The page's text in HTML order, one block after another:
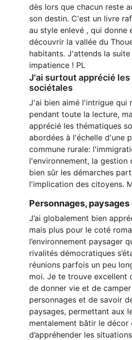
dès lors que chacun reste
son destin. C'est un livre
au style enlevé , qui donne
découvrir la vallée du
habitants. J'attends la suite
impatience ! PL
J'ai surtout apprécié
sociétales
J'ai bien aimé l'intrigue qui
pendant toute la lecture,
apprécié les thématiques
abordées à l'échelle d'une
commune rurale:
l'environnement, la gestion
bien sûr les démarches
l'implication des citoyens.
Personnages,
J’ai globalement bien
mais plus pour le coté
l’environnement paysager
rivalités démocratiques
réunions parfois un peu
moi. Je te trouve excellent
de donner vie et de
personnages et de savoir
paysages, permettant aux
mentalement bâtir le décor
d’appréhender les